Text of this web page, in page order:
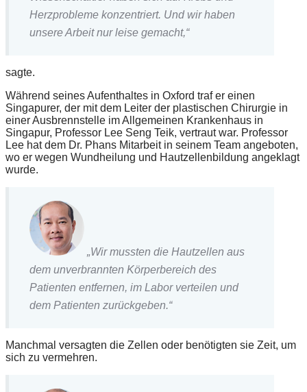
Herzprobleme konzentriert. Und wir haben
unsere Arbeit nur leise gemacht,“
sagte.
Während seines Aufenthaltes in Oxford traf er einen
Singapurer, der mit dem Leiter der plastischen Chirurgie in
einer Ausbrennstelle im Allgemeinen Krankenhaus in
Singapur, Professor Lee Seng Teik, vertraut war. Professor
Lee hat dem Dr. Phans Mitarbeit in seinem Team angeboten,
wo er wegen Wundheilung und Hautzellenbildung angeklagt
wurde.
„Wir mussten die Hautzellen aus
dem unverbrannten Körperbereich des
Patienten entfernen, im Labor verteilen und
dem Patienten zurückgeben.“
Manchmal versagten die Zellen oder benötigten sie Zeit, um
sich zu vermehren.